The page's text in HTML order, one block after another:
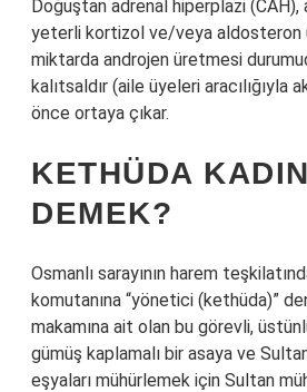
Doğuştan adrenal hiperplazi (CAH),
yeterli kortizol ve/veya aldosteron
miktarda androjen üretmesi
kalıtsaldır (aile üyeleri aracılığıyla
önce ortaya çıkar.
KETHÜDA
DEMEK?
Osmanlı sarayının harem
komutanına “yönetici (kethüda)”
makamına ait olan bu görevli,
gümüş kaplamalı bir asaya ve
eşyaları mühürlemek için Sultan